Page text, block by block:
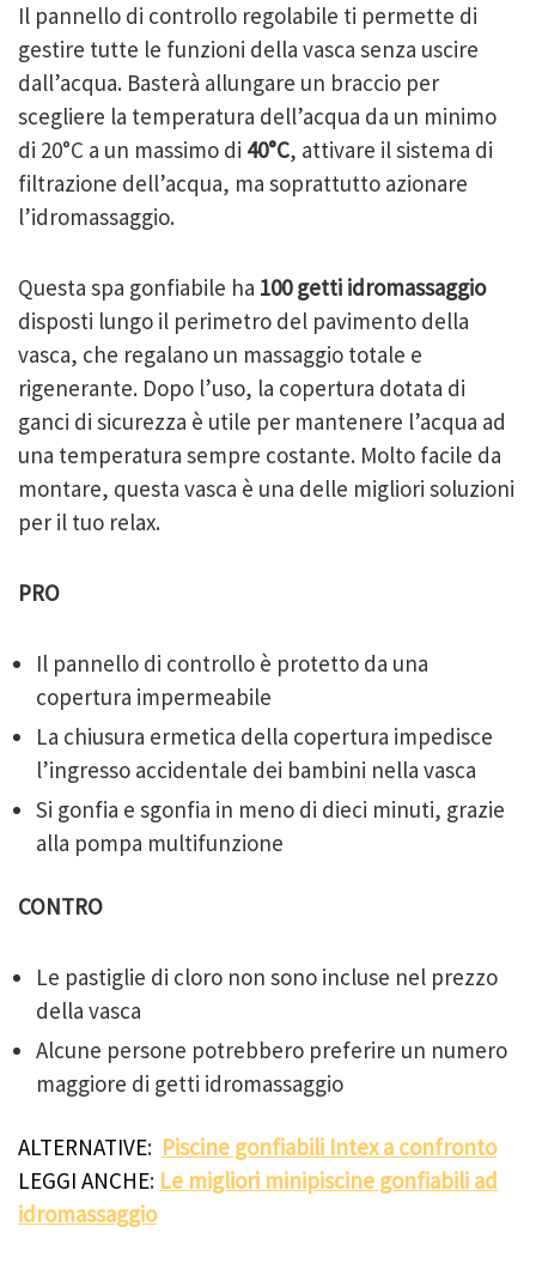
Il pannello di controllo regolabile ti permette di
gestire tutte le funzioni della vasca senza uscire
dall’acqua. Basterà allungare un braccio per
scegliere la temperatura dell’acqua da un minimo
di 20°C a un massimo di 40°C, attivare il sistema di
filtrazione dell’acqua, ma soprattutto azionare
l’idromassaggio.
Questa spa gonfiabile ha 100 getti idromassaggio
disposti lungo il perimetro del pavimento della
vasca, che regalano un massaggio totale e
rigenerante. Dopo l’uso, la copertura dotata di
ganci di sicurezza è utile per mantenere l’acqua ad
una temperatura sempre costante. Molto facile da
montare, questa vasca è una delle migliori soluzioni
per il tuo relax.
PRO
Il pannello di controllo è protetto da una
copertura impermeabile
La chiusura ermetica della copertura impedisce
l’ingresso accidentale dei bambini nella vasca
Si gonfia e sgonfia in meno di dieci minuti, grazie
alla pompa multifunzione
CONTRO
Le pastiglie di cloro non sono incluse nel prezzo
della vasca
Alcune persone potrebbero preferire un numero
maggiore di getti idromassaggio
ALTERNATIVE: Piscine gonfiabili Intex a confronto
LEGGI ANCHE: Le migliori minipiscine gonfiabili ad
idromassaggio